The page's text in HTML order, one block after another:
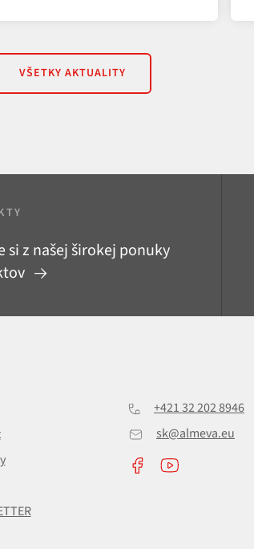
VŠETKY AKTUALITY
si z našej širokej ponuky
+421 32 202 8946
sk@almeva.eu